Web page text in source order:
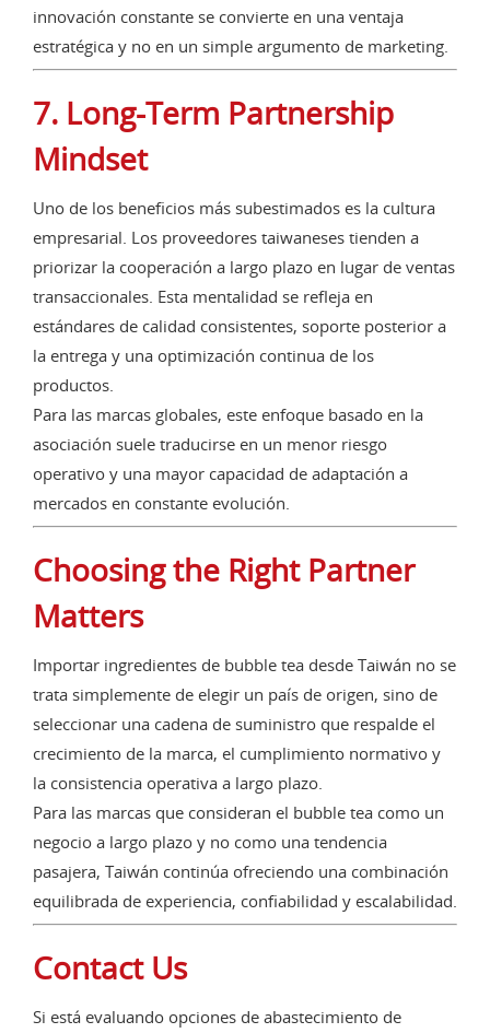
innovación constante se convierte en una ventaja
estratégica y no en un simple argumento de marketing.
7. Long-Term Partnership
Mindset
Uno de los beneficios más subestimados es la cultura
empresarial. Los proveedores taiwaneses tienden a
priorizar la cooperación a largo plazo en lugar de ventas
transaccionales. Esta mentalidad se refleja en
estándares de calidad consistentes, soporte posterior a
la entrega y una optimización continua de los
productos.
Para las marcas globales, este enfoque basado en la
asociación suele traducirse en un menor riesgo
operativo y una mayor capacidad de adaptación a
mercados en constante evolución.
Choosing the Right Partner
Matters
Importar ingredientes de bubble tea desde Taiwán no se
trata simplemente de elegir un país de origen, sino de
seleccionar una cadena de suministro que respalde el
crecimiento de la marca, el cumplimiento normativo y
la consistencia operativa a largo plazo.
Para las marcas que consideran el bubble tea como un
negocio a largo plazo y no como una tendencia
pasajera, Taiwán continúa ofreciendo una combinación
equilibrada de experiencia, confiabilidad y escalabilidad.
Contact Us
Si está evaluando opciones de abastecimiento de